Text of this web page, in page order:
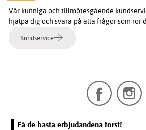
Vår kunniga och tillmötesgående
hjälpa dig och svara på alla frågor som rör
Kundservice
Få de bästa erbjudandena först!